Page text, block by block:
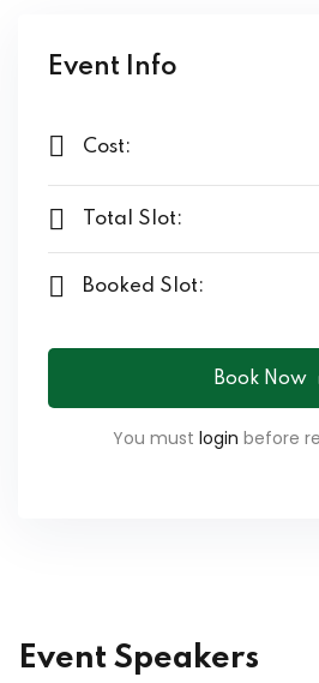
Event Info
Cost:
Total Slot:
Booked Slot:
Book Now
You must login before
Event Speakers